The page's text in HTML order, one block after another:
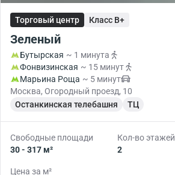
Торговый центр Класс B+
Зеленый
Бутырская ~ 1 минута
Фонвизинская ~ 15 минут
Марьина Роща ~ 5 минут
Москва, Огородный проезд, 10
Останкинская телебашня
ТЦ
Свободные площади
30 - 317 м²
Кол-во этажей
2
Цена за м²